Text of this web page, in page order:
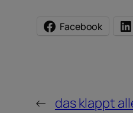
Facebook
← das klappt